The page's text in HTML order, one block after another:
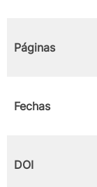
Páginas
Fechas
DOI